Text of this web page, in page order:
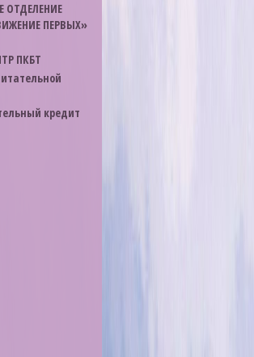
ОТДЕЛЕНИЕ
ПЕРВЫХ»
ПКБТ
кредит